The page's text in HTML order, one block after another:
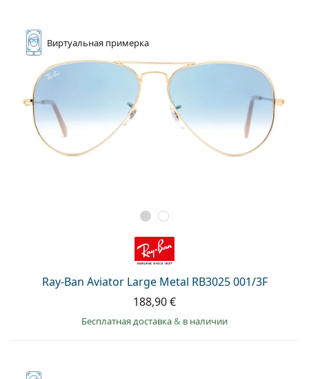
Виртуальная примерка
Ray-Ban Aviator Large Metal RB3025 001/3F
188,90 €
Бесплатная доставка& в наличии